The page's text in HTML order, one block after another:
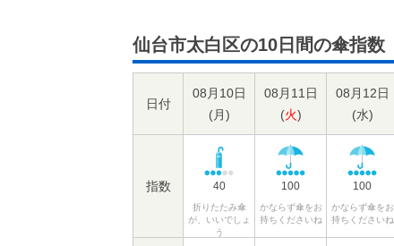
仙台市太白区の10日間の傘指数
日付
08月10日
(月)
08月11日
(火)
08月12日
(水)
指数 40
折りたたみ傘
が、いいでしょ
う
100
かならず傘をお
持ちくださいね
100
かならず傘をお
持ちくださいね